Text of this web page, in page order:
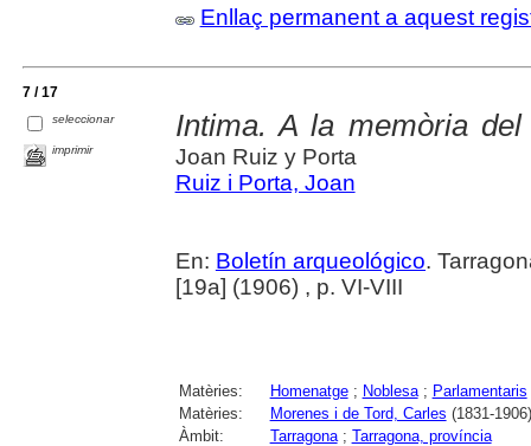
Enllaç permanent a aquest
7 / 17
seleccionar
imprimir
Intima. A la memòria
Joan Ruiz y Porta
Ruiz i Porta, Joan
En: Boletín arqueológico.
[19a] (1906) , p. VI-VIII
Matèries: Homenatge; Noblesa; Parlamentaris
Matèries:
Morenes i de Tord, Carles (1831-
Àmbit:
Tarragona; Tarragona, província